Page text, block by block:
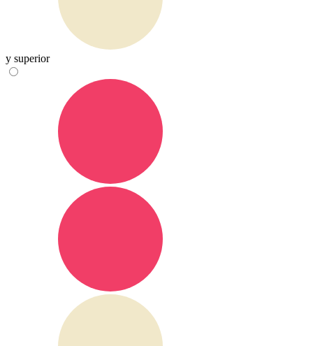
y superior